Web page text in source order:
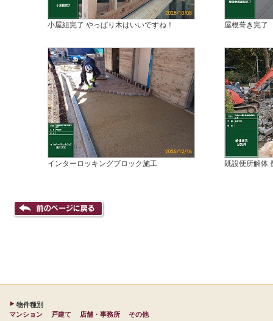
小屋組完了 やっぱり木はいいですね！ 屋根葺き完了
インターロッキングブロック施工 既設便所解体
物件種別
マンション
戸建て 店舗・事務所
その他